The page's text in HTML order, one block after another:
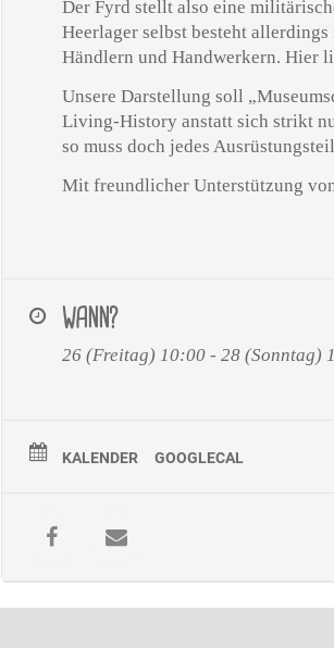
Der Fyrd stellt also eine
Heerlager selbst besteht
Händlern und Hand­werkern. Hier
Unsere Darstellung soll
Living-History anstatt sich strikt
so muss doch jedes
Mit freundlicher Unterstützung
WANN?
26 (Freitag) 10:00 - 28 (Sonntag)
KALENDER GOOGLECAL